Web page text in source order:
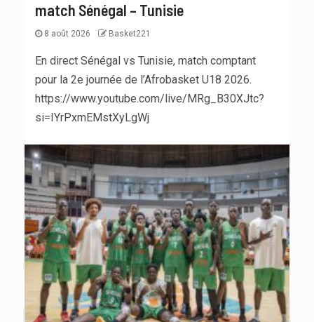
match Sénégal – Tunisie
8 août 2026 Basket221
En direct Sénégal vs Tunisie, match comptant
pour la 2e journée de l’Afrobasket U18 2026.
https://www.youtube.com/live/MRg_B30XJtc?
si=IYrPxmEMstXyLgWj